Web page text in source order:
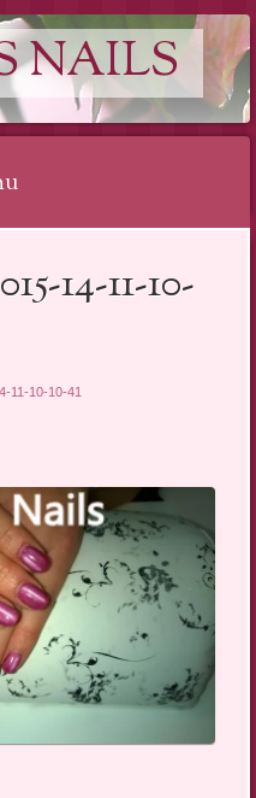
NAILS
14-11-10-
11-10-10-41